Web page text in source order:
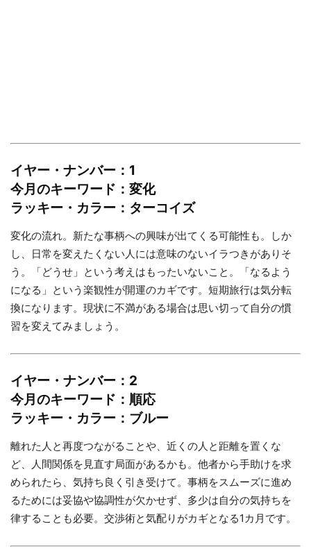
イヤー・ナンバー：1
今月のキーワード：変化
ラッキー・カラー：ターコイズ
変化の流れ。新たな事柄への興味が出てくる可能性も。しか
し、日常を変えたくない人には意味のないイラつきがありそ
う。「どうせ」という考えはもったいないこと。「なるよう
になる」という楽観性が開運のカギです。短期旅行は気分転
換になります。現状に不満がある場合は思い切って自分の慣
習を変えてみましょう。
イヤー・ナンバー：2
今月のキーワード：順応
ラッキー・カラー：ブルー
離れた人と再度つながることや、近くの人と距離を置くな
ど、人間関係を見直す局面があるかも。他者から手助けを求
められたら、気持ち良く引き受けて。事柄をスムーズに進め
るためには妥協や協調性が欠かせず、多少は自分の気持ちを
律することも必要。交渉術と気配りがカギとなる1カ月です。